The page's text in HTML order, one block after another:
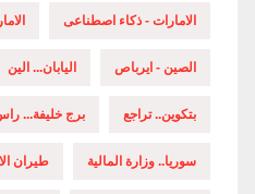
الامارات - ذكاء اصطناعى
الصين - ايرباص اليابان... الين
بتكوين.. تراجع برج خليفة...
سوريا.. وزارة المالية طيران